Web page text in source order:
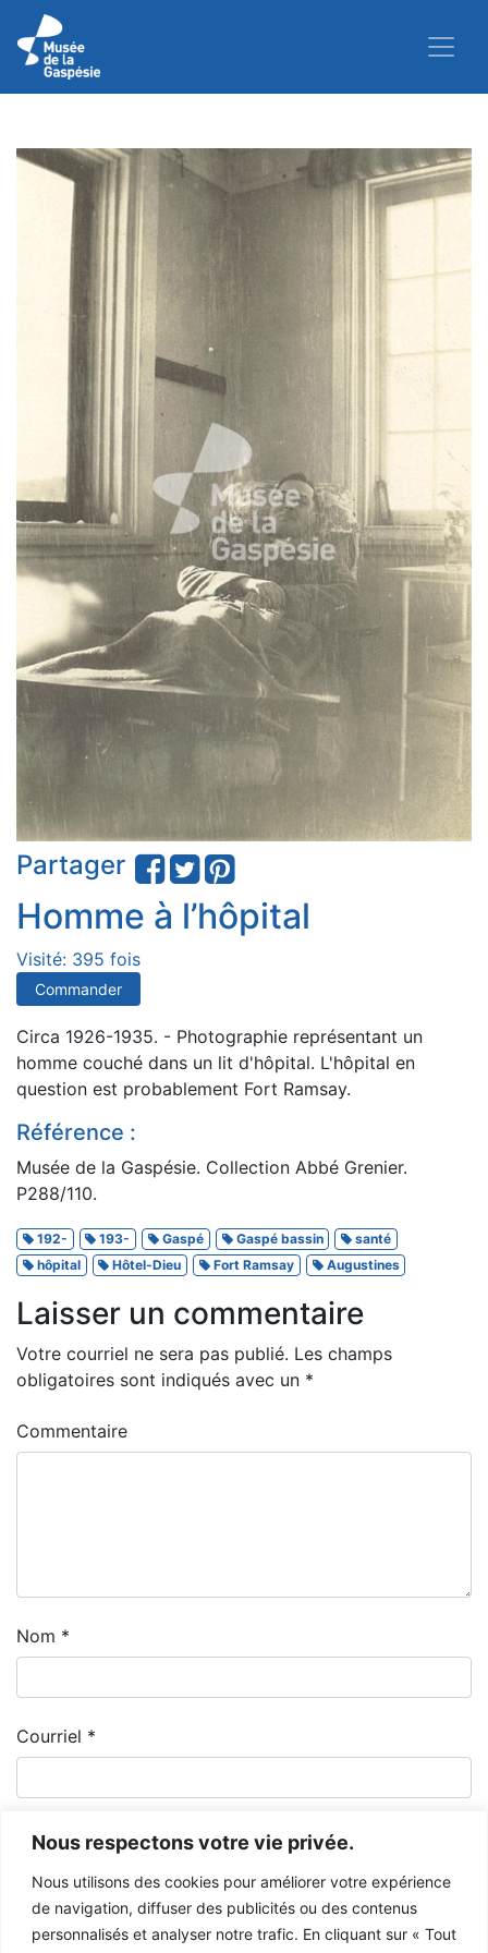
Nous respectons votre vie privée.
Nous utilisons des cookies pour améliorer votre expérience
de navigation, diffuser des publicités ou des contenus
personnalisés et analyser notre trafic. En cliquant sur « Tout
Partager
Homme à l’hôpital
Visité: 395 fois
Commander
Circa 1926-1935. - Photographie représentant un
homme couché dans un lit d'hôpital. L'hôpital en
question est probablement Fort Ramsay.
Référence :
Musée de la Gaspésie. Collection Abbé Grenier.
P288/110.
192- 193- Gaspé Gaspé bassin
santé
hôpital
Hôtel-Dieu Fort Ramsay Augustines
Laisser un commentaire
Votre courriel ne sera pas publié. Les champs
obligatoires sont indiqués avec un *
Commentaire
Nom *
Courriel *